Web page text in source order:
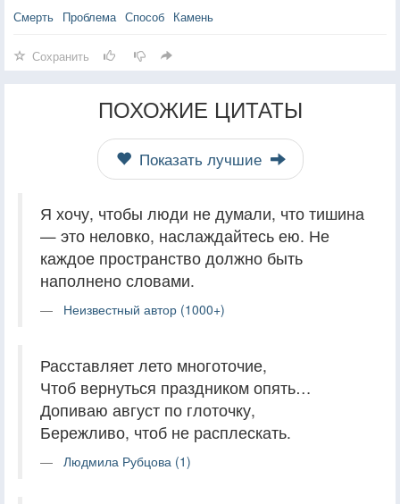
Смерть Проблема Способ Камень
Сохранить
ПОХОЖИЕ ЦИТАТЫ
Показать лучшие
Я хочу, чтобы люди не думали, что тишина
— это неловко, наслаждайтесь ею. Не
каждое пространство должно быть
наполнено словами.
Неизвестный автор (1000+)
Расставляет лето многоточие,
Чтоб вернуться праздником опять…
Допиваю август по глоточку,
Бережливо, чтоб не расплескать.
Людмила Рубцова (1)